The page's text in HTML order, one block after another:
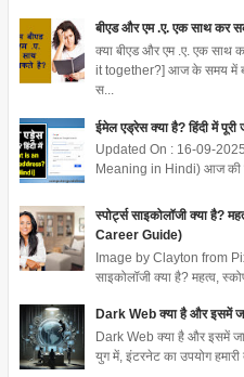
बीएड और एम .ए. एक साथ कर
क्या बीएड और एम .ए. एक
it together?] आज के समय में
स...
ईमेल एड्रेस क्या है? हिंदी में पूरी
Updated On : 16-09-
Meaning in Hindi) आज की
स्पोर्ट्स साइकोलॉजी क्या है?
Career Guide)
Image by Clayton from
साइकोलॉजी क्या है? महत्व,
Dark Web क्या है और इसमें
Dark Web क्या है और इसमें
युग में, इंटरनेट का उपयोग